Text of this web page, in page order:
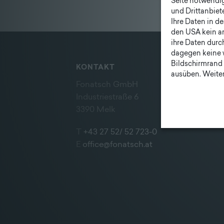
KONTAKT
Fonatsch GmbH
Industriestraße 6
+43 27 52/ 52 723-0
office@fonatsch.at
und
Ihre Daten in
den USA kein
ihre Daten
dagegen keine
ausüben.